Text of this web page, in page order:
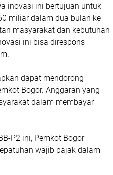
inovasi ini bertujuan untuk
miliar dalam dua bulan ke
masyarakat dan kebutuhan
ini bisa direspons
dapat mendorong
Bogor. Anggaran yang
dalam membayar
P2 ini, Pemkot Bogor
wajib pajak dalam